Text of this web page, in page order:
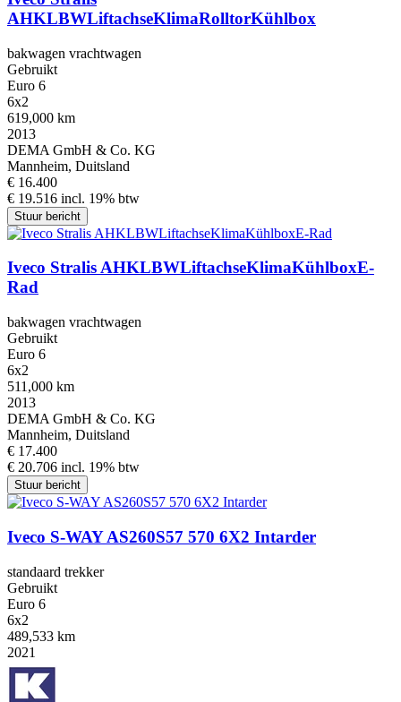
AHKLBWLiftachseKlimaRolltorKühlbox
bakwagen vrachtwagen
Gebruikt
Euro 6
6x2
619,000 km
2013
DEMA GmbH & Co. KG
Mannheim, Duitsland
€ 16.400
€ 19.516 incl. 19% btw
Stuur bericht
Iveco Stralis AHKLBWLiftachseKlimaKühlboxE-
Rad
bakwagen vrachtwagen
Gebruikt
Euro 6
6x2
511,000 km
2013
DEMA GmbH & Co. KG
Mannheim, Duitsland
€ 17.400
€ 20.706 incl. 19% btw
Stuur bericht
Iveco S-WAY AS260S57 570 6X2 Intarder
standaard trekker
Gebruikt
Euro 6
6x2
489,533 km
2021